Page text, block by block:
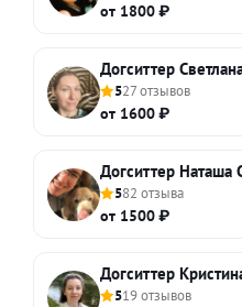
от 1800 ₽
Догситтер
527 отзывов
от 1600 ₽
Догситтер Наташа
582 отзыва
от 1500 ₽
Догситтер
519 отзывов